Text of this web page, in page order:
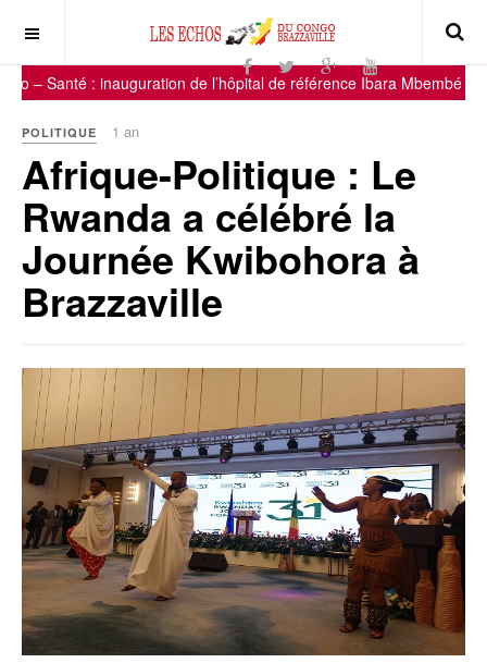
: inauguration de l’hôpital de référence Ibara Mbembé
POLITIQUE 1 an
Afrique-Politique : Le
Rwanda a célébré la
Journée Kwibohora à
Brazzaville